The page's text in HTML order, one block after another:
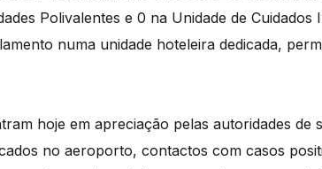
Polivalentes e 0 na Unidade de Cuidados
numa unidade hoteleira dedicada,
hoje em apreciação pelas autoridades de
no aeroporto, contactos com casos